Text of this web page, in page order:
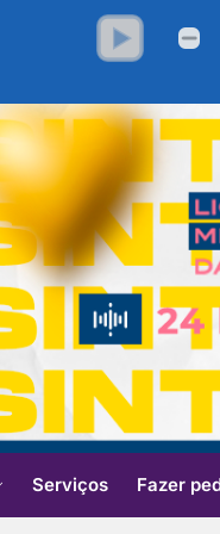
Serviços Fazer